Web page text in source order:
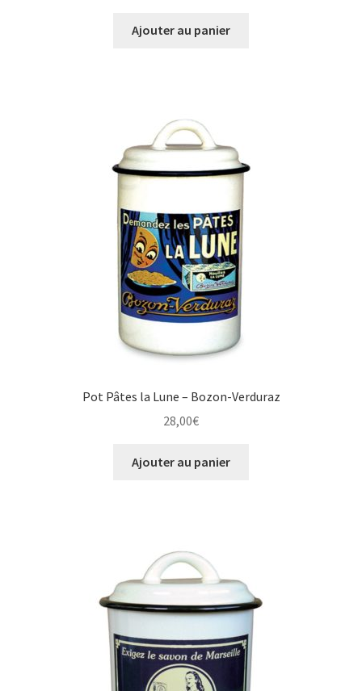
Ajouter au panier
Pot Pâtes la Lune – Bozon-Verduraz
28,00€
Ajouter au panier